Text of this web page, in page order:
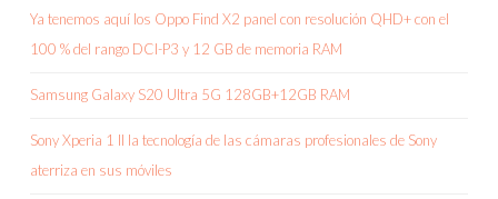
Ya tenemos aquí los Oppo Find X2 panel con resolución QHD+ con el
100 % del rango DCI-P3 y 12 GB de memoria RAM
Samsung Galaxy S20 Ultra 5G 128GB+12GB RAM
Sony Xperia 1 II la tecnología de las cámaras profesionales de Sony
aterriza en sus móviles